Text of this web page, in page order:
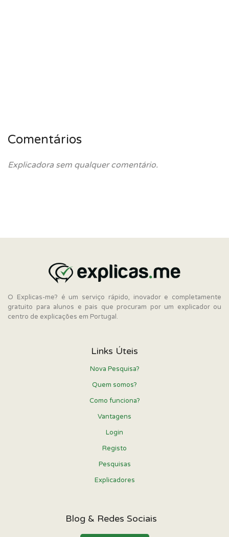
Comentários
Explicadora sem qualquer comentário.
O Explicas-me? é um serviço rápido, inovador e completamente
gratuito para alunos e pais que procuram por um explicador ou
centro de explicações em Portugal.
Links Úteis
Nova Pesquisa?
Quem somos?
Como funciona?
Vantagens
Login
Registo
Pesquisas
Explicadores
Blog & Redes Sociais